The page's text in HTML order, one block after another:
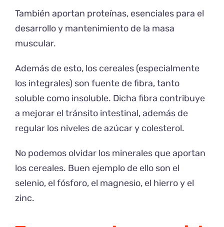
También aportan proteínas, esenciales para el
desarrollo y mantenimiento de la masa
muscular.
Además de esto, los cereales (especialmente
los integrales) son fuente de fibra, tanto
soluble como insoluble. Dicha fibra contribuye
a mejorar el tránsito intestinal, además de
regular los niveles de azúcar y colesterol.
No podemos olvidar los minerales que aportan
los cereales. Buen ejemplo de ello son el
selenio, el fósforo, el magnesio, el hierro y el
zinc.